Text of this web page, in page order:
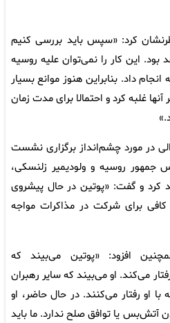
کرد: «سپس باید بررسی کنیم
بود. این کار را نمی‌توان علیه روسیه
داد. بنابراین هنوز موانع بسیار
آنها غلبه کرد و احتمالا برای مدت زمان
در مورد چشم‌انداز برگزاری نشست
جمهور روسیه و ولودیمیر زلنسکی،
کرد و گفت: «پوتین در حال پیشروی
برای شرکت در مذاکرات مواجه
افزود: «پوتین می‌بیند که
می‌کند. او می‌بیند که سایر رهبران
او رفتار می‌کنند. در حال حاضر، او
آتش‌بس یا توافق صلح ندارد. ما باید